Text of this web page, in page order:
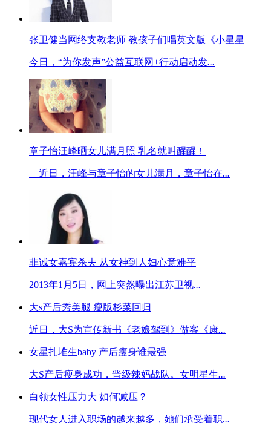
张卫健当网络支教老师 教孩子们唱英文版《小星星
今日，“为你发声”公益互联网+行动启动发...
章子怡汪峰晒女儿满月照 乳名就叫醒醒！
近日，汪峰与章子怡的女儿满月，章子怡在...
非诚女嘉宾杀夫 从女神到人妇心意难平
2013年1月5日，网上突然曝出江苏卫视...
大s产后秀美腿 瘦版杉菜回归
近日，大S为宣传新书《老娘驾到》做客《康...
女星扎堆生baby 产后瘦身谁最强
大S产后瘦身成功，晋级辣妈战队。女明星生...
白领女性压力大 如何减压？
现代女人进入职场的越来越多，她们承受着职...